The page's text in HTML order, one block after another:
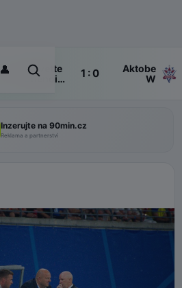
👤
Servette
Chênois
1 : 0
Aktobe
W
Inzerujte na 90min.cz
Reklama a partnerství